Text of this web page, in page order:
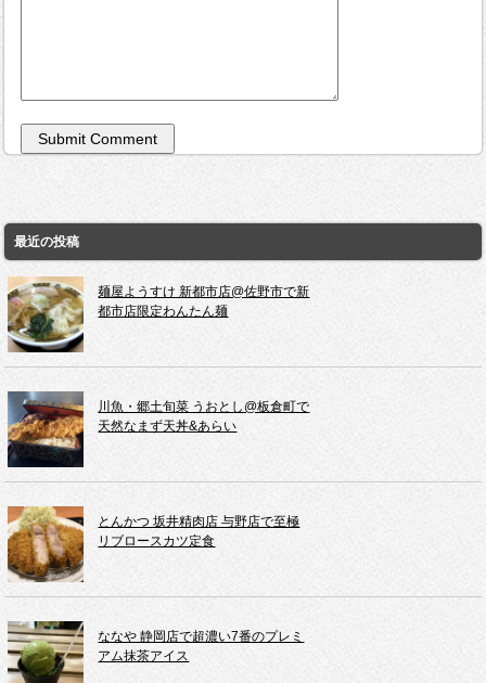
最近の投稿
麺屋ようすけ 新都市店@佐野市で新
都市店限定わんたん麺
川魚・郷土旬菜 うおとし@板倉町で
天然なまず天丼&あらい
とんかつ 坂井精肉店 与野店で至極
リブロースカツ定食
ななや 静岡店で超濃い7番のプレミ
アム抹茶アイス